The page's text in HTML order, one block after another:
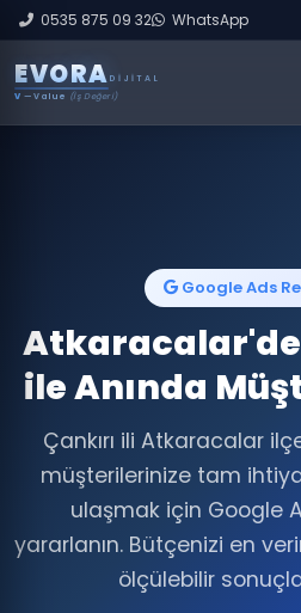
0535 875 09 32 WhatsApp
EVORA DIJITAL
V — Value (İş Değeri)
Google Ads
Atkaracalar'de
ile Anında
Çankırı ili Atkaracalar
müşterilerinize tam
ulaşmak için Google
yararlanın. Bütçenizi en
ölçülebilir